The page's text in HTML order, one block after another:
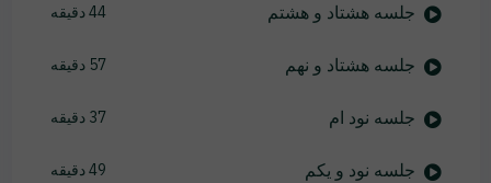
جلسه هشتاد و هشتم 44 دقیقه
جلسه هشتاد و نهم 57 دقیقه
جلسه نود ام 37 دقیقه
جلسه نود و یکم 49 دقیقه